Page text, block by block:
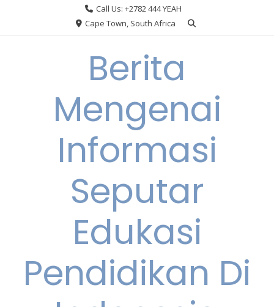
Call Us: +2782 444 YEAH
Cape Town, South Africa
Berita
Mengenai
Informasi
Seputar
Edukasi
Pendidikan Di